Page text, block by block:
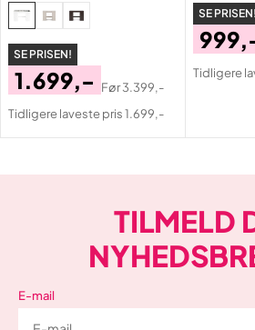
SE PRISEN!
Pris
1.699,-
Original
Pris
Før3.399,-
Tidligere laveste pris 1.699,-
SE PRISEN!
Pris
Tidligere
TILMELD
E-mail